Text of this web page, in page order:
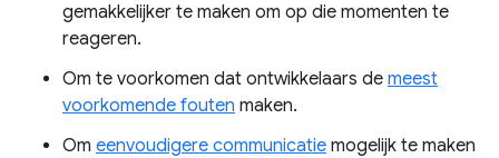
gemakkelijker te maken om op die momenten te
reageren.
Om te voorkomen dat ontwikkelaars de meest
voorkomende fouten maken.
Om eenvoudigere communicatie mogelijk te maken